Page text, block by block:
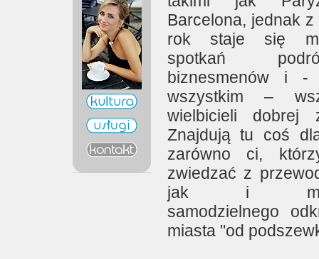
Barcelona, jednak
rok staje się
spotkań
biznesmenów i -
wszystkim –
wielbicieli dobrej
Znajdują tu coś
zarówno ci,
zwiedzać z
jak i
samodzielnego
miasta "od